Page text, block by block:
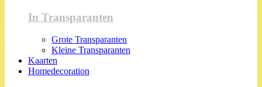
In Transparanten
Grote Transparanten
Kleine Transparanten
Kaarten
Homedecoration